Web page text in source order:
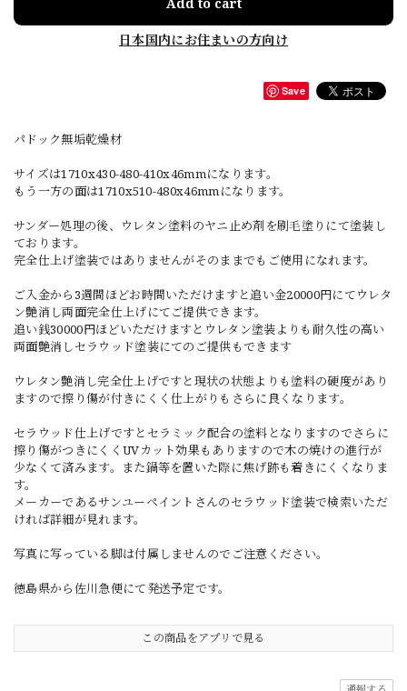
日本国内にお住まいの方向け
Save
パドック無垢乾燥材
サイズは1710x430-480-410x46mmになります。
もう一方の面は1710x510-480x46mmになります。
サンダー処理の後、ウレタン塗料のヤニ止め剤を刷毛塗りにて塗装し
ております。
完全仕上げ塗装ではありませんがそのままでもご使用になれます。
ご入金から3週間ほどお時間いただけますと追い金20000円にてウレタ
ン艶消し両面完全仕上げにてご提供できます。
追い銭30000円ほどいただけますとウレタン塗装よりも耐久性の高い
両面艶消しセラウッド塗装にてのご提供もできます
ウレタン艶消し完全仕上げですと現状の状態よりも塗料の硬度があり
ますので擦り傷が付きにくく仕上がりもさらに良くなります。
セラウッド仕上げですとセラミック配合の塗料となりますのでさらに
擦り傷がつきにくくUVカット効果もありますので木の焼けの進行が
少なくて済みます。また鍋等を置いた際に焦げ跡も着きにくくなりま
す。
メーカーであるサンユーペイントさんのセラウッド塗装で検索いただ
ければ詳細が見れます。
写真に写っている脚は付属しませんのでご注意ください。
徳島県から佐川急便にて発送予定です。
この商品をアプリで見る